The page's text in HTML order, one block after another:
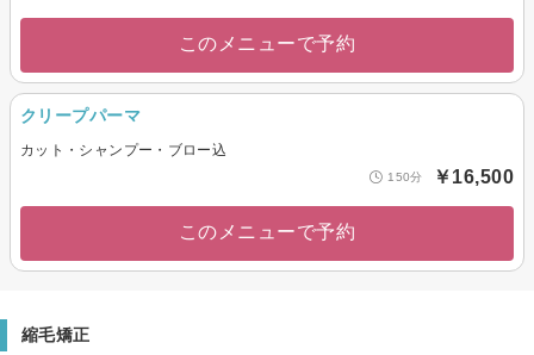
このメニューで予約
クリープパーマ
カット・シャンプー・ブロー込
150分 ￥16,500
このメニューで予約
縮毛矯正